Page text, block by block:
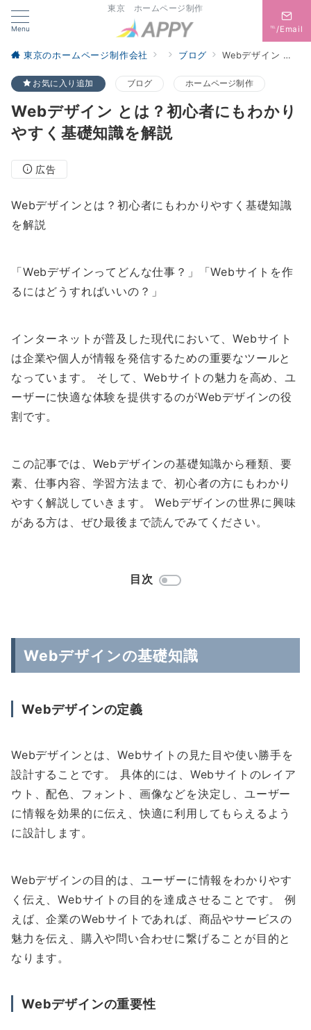
Menu
東京 ホームページ制作
℡/Email
東京のホームページ制作会社 ブログ Webデザイン とは？初心者にもわかりやすく基礎知識を解説
お気に入り追加 ブログ ホームページ制作
Webデザイン とは？初心者にもわかり
やすく基礎知識を解説
広告
Webデザインとは？初心者にもわかりやすく基礎知識
を解説
「Webデザインってどんな仕事？」「Webサイトを作
るにはどうすればいいの？」
インターネットが普及した現代において、Webサイト
は企業や個人が情報を発信するための重要なツールと
なっています。 そして、Webサイトの魅力を高め、ユ
ーザーに快適な体験を提供するのがWebデザインの役
割です。
この記事では、Webデザインの基礎知識から種類、要
素、仕事内容、学習方法まで、初心者の方にもわかり
やすく解説していきます。 Webデザインの世界に興味
がある方は、ぜひ最後まで読んでみてください。
目次
Webデザインの基礎知識
Webデザインの定義
Webデザインとは、Webサイトの見た目や使い勝手を
設計することです。 具体的には、Webサイトのレイア
ウト、配色、フォント、画像などを決定し、ユーザー
に情報を効果的に伝え、快適に利用してもらえるよう
に設計します。
Webデザインの目的は、ユーザーに情報をわかりやす
く伝え、Webサイトの目的を達成させることです。 例
えば、企業のWebサイトであれば、商品やサービスの
魅力を伝え、購入や問い合わせに繋げることが目的と
なります。
Webデザインの重要性